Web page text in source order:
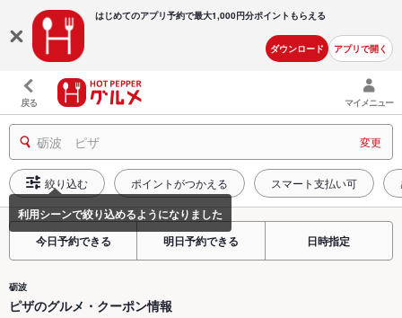
はじめてのアプリ予約で最大1,000円分ポイントもらえる
ダウンロード アプリで開く
戻る マイメニュー
砺波 ピザ 変更
絞り込む ポイントがつかえる スマート支払い可
今日予約できる 明日予約できる 日時指定
砺波
ピザのグルメ・クーポン情報